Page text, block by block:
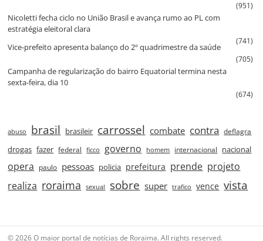
(951)
Nicoletti fecha ciclo no União Brasil e avança rumo ao PL com
estratégia eleitoral clara
(741)
Vice‑prefeito apresenta balanço do 2º quadrimestre da saúde
(705)
Campanha de regularização do bairro Equatorial termina nesta
sexta‑feira, dia 10
(674)
abuso brasil brasileir carrossel combate contra deflagra
drogas fazer federal ficco governo homem internacional nacional
opera paulo pessoas policia prefeitura prende projeto
realiza roraima sexual sobre super trafico vence vista
© 2026 O maior portal de notícias de Roraima. All rights reserved.